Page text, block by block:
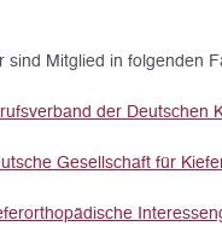
sind Mitglied in folgenden
der Deutschen
Gesellschaft für